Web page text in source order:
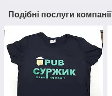
Подібні послуги компанії